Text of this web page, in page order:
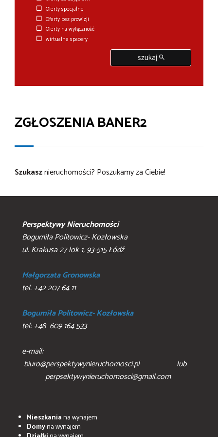
Oferty specjalne
Oferty bez prowizji
Oferty na wyłączność
wirtualne spacery
szukaj
ZGŁOSZENIA BANER2
Szukasznieruchomości? Poszukamy za Ciebie!
Perspektywy Nieruchomości
Bogumiła Politowicz- Kozłowska
ul. Krakusa 27 lok 1, 93-515 Łódź
Małgorzata Gronowska
tel. +42 207 64 11
Bogumiła Politowicz- Kozłowska
tel: +48 609 164 533
e-mail:
biuro@perspektywynieruchomosci.pl lub
perpsektywynieruchomosci@gmail.com
Mieszkaniana wynajem
Domyna wynajem